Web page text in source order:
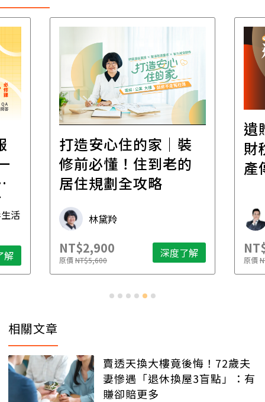
活
解
打造安心住的家｜裝
修前必懂！住到老的
居住規劃全攻略
林黛羚
NT$2,900
原價NT$5,600 深度了解
遺
財
產
原價
相關文章
賣透天換大樓竟後悔！72歲夫
妻慘遇「退休換屋3盲點」：有
賺卻賠更多